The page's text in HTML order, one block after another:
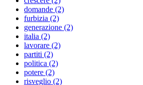
domande (2)
furbizia (2)
generazione (2)
italia (2)
lavorare (2)
partiti (2)
politica (2)
potere (2)
risveglio (2)